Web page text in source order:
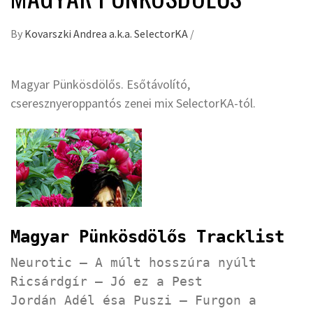
By Kovarszki Andrea a.k.a. SelectorKA /
Magyar Pünkösdölős. Esőtávolító,
cseresznyeroppantós zenei mix SelectorKA-tól.
Magyar Pünkösdölős Tracklist
Neurotic – A múlt hosszúra nyúlt
Ricsárdgír – Jó ez a Pest
Jordán Adél ésa Puszi – Furgon a